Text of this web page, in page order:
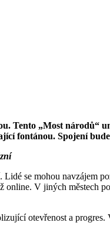
Tento „Most národů“
fontánou. Spojení
se mohou navzájem
V jiných městech
otevřenost a